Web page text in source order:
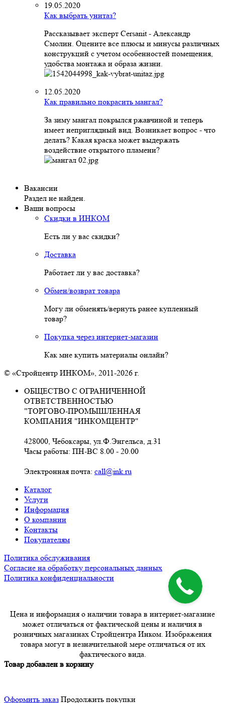
19.05.2020
Как выбрать унитаз?
Рассказывает эксперт Cersanit - Александр
Смолин. Оцените все плюсы и минусы различных
конструкций с учетом особенностей помещения,
удобства монтажа и образа жизни.
12.05.2020
Как правильно покрасить мангал?
За зиму мангал покрылся ржавчиной и теперь
имеет неприглядный вид. Возникает вопрос - что
делать? Какая краска может выдержать
воздействие открытого пламени?
Вакансии
Раздел не найден.
Ваши вопросы
Скидки в ИНКОМ
Есть ли у вас скидки?
Доставка
Работает ли у вас доставка?
Обмен/возврат товара
Могу ли обменять/вернуть ранее купленный
товар?
Покупка через интернет-магазин
Как мне купить материалы онлайн?
© «Стройцентр ИНКОМ», 2011-2026 г.
ОБЩЕСТВО С ОГРАНИЧЕННОЙ
ОТВЕТСТВЕННОСТЬЮ
"ТОРГОВО-ПРОМЫШЛЕННАЯ
КОМПАНИЯ "ИНКОМЦЕНТР"
428000, Чебоксары, ул.Ф.Энгельса, д.31
Часы работы: ПН-ВС 8.00 - 20.00
Электронная почта: call@ink.ru
Каталог
Услуги
Информация
О компании
Контакты
Покупателям
Политика обслуживания
Согласие на обработку персональных данных
Политика конфиденциальности
Цена и информация о наличии товара в интернет-магазине
может отличаться от фактической цены и наличия в
розничных магазинах Стройцентра Инком. Изображения
товара могут в незначительной мере отличаться от их
фактического вида.
Товар добавлен в корзину
Оформить заказ Продолжить покупки